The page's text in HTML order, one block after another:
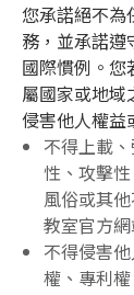
您承諾絕不為
務，並承諾遵
國際慣例。您
屬國家或地域
侵害他人權益
不得上載
性、攻擊
風俗或其
教室官方網
不得侵害
權、專利